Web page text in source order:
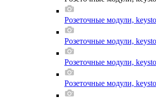
Розеточные модули,
Розеточные модули,
Розеточные модули,
Розеточные модули,